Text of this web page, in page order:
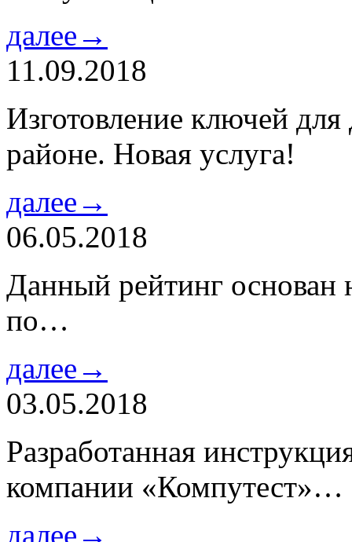
далее→
11.09.2018
Изготовление ключей
районе. Новая услуга!
далее→
06.05.2018
Данный рейтинг основан
по…
далее→
03.05.2018
Разработанная
компании «Компутест»…
далее→